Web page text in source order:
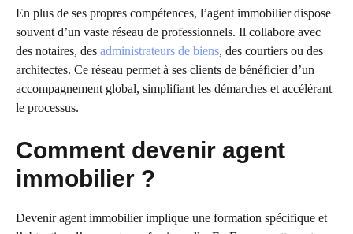
En plus de ses propres compétences, l’agent immobilier dispose
souvent d’un vaste réseau de professionnels. Il collabore avec
des notaires, des administrateurs de biens, des courtiers ou des
architectes. Ce réseau permet à ses clients de bénéficier d’un
accompagnement global, simplifiant les démarches et accélérant
le processus.
Comment devenir agent
immobilier ?
Devenir agent immobilier implique une formation spécifique et